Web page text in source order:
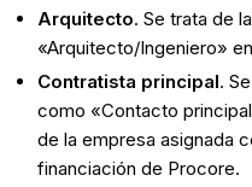
Arquitecto. Se trata de
«Arquitecto/Ingeniero»
Contratista principal.
como «Contacto
de la empresa asignada
financiación de Procore.